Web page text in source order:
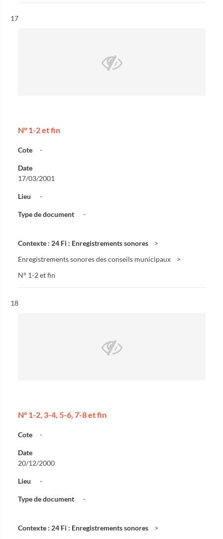
Résultat n°
17
N° 1-2 et fin
Cote -
Date
17/03/2001
Lieu -
Type de document -
Contexte : 24 Fi : Enregistrements sonores
Enregistrements sonores des conseils municipaux
N° 1-2 et fin
Résultat n°
18
N° 1-2, 3-4, 5-6, 7-8 et fin
Cote -
Date
20/12/2000
Lieu -
Type de document -
Contexte : 24 Fi : Enregistrements sonores